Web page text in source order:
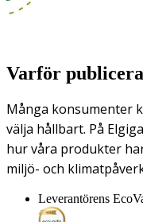
Varför
Många konsumenter
välja hållbart. På
hur våra produkter
miljö- och
Leverantörens